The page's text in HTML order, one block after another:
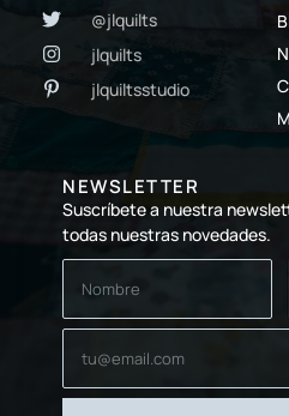
@jlquilts
jlquilts
jlquiltsstudio
NEWSLETTER
Suscríbete a nuestra
todas nuestras novedades.